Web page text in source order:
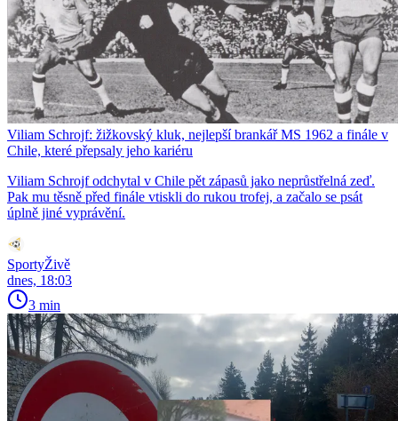
Viliam Schrojf: žižkovský kluk, nejlepší brankář MS 1962 a finále v
Chile, které přepsaly jeho kariéru
Viliam Schrojf odchytal v Chile pět zápasů jako neprůstřelná zeď.
Pak mu těsně před finále vtiskli do rukou trofej, a začalo se psát
úplně jiné vyprávění.
SportyŽivě
dnes, 18:03
3 min